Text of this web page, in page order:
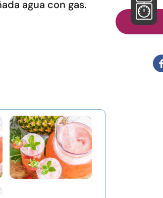
agua con gas.